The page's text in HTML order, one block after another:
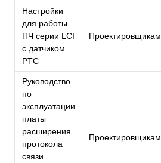
Настройки
для работы
ПЧ серии LCI
с датчиком
PTC
Проектировщикам
Руководство
по
эксплуатации
платы
расширения
протокола
связи
Проектировщикам